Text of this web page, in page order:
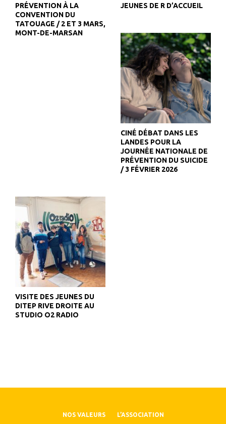
PRÉVENTION À LA
CONVENTION DU
TATOUAGE / 2 ET 3 MARS,
MONT-DE-MARSAN
JEUNES DE R D’ACCUEIL
CINÉ DÉBAT DANS LES
LANDES POUR LA
JOURNÉE NATIONALE DE
PRÉVENTION DU SUICIDE
/ 3 FÉVRIER 2026
VISITE DES JEUNES DU
DITEP RIVE DROITE AU
STUDIO O2 RADIO
NOS VALEURS L’ASSOCIATION